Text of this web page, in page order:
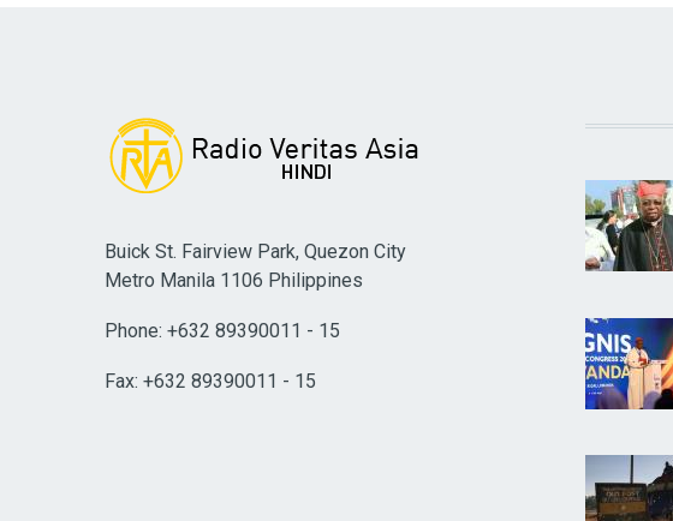
Buick St. Fairview Park, Quezon City
Metro Manila 1106 Philippines
Phone: +632 89390011 - 15
Fax: +632 89390011 - 15